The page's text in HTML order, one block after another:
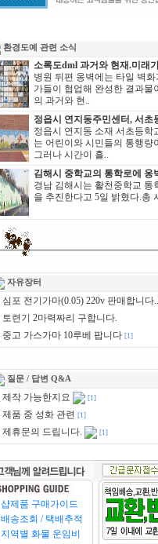
환경도예 관련 소식
소록도dml 과거와 현재.미래
병원 뒤편 옹벽에는 타일 벽
가들이 협업해 완성한 결과물
의 과거와 현..
정읍시 연지동주민센터, 서초
정읍시 연지동 소재 서초등
는 어린이와 시민들의 통행량
그러나 시간이 흘..
김해시 중학교의 통학로에 옹
경남 김해시는 활천중학교
을 추진한다고 5일 밝혔다.총
자유장터
심포 전기가마(0.05) 220v 판매합니다..
토련기 2마력짜리 구합니다.
중고 가스가마 10루베 팝니다 [1]
질문 / 답변 Q&A
제작 가능한지요 [1]
제품 중 성화 관련 [1]
제휴문의 드립니다. [1]
샵제품 구매가이드
배송조회 / 택배추적
지역별 화물 운임비